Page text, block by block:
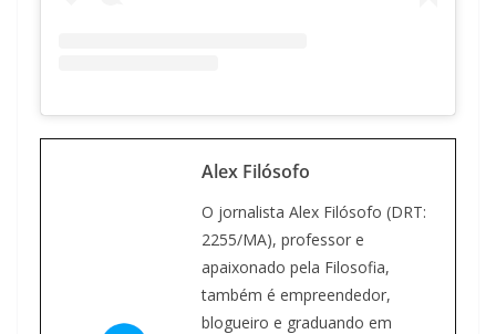
Alex Filósofo
O jornalista Alex Filósofo (DRT:
2255/MA), professor e
apaixonado pela Filosofia,
também é empreendedor,
blogueiro e graduando em